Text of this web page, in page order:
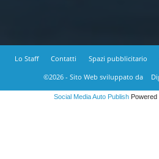
Lo Staff Contatti Spazi pubblicitario
©2026 - Sito Web sviluppato da
Social Media Auto PublishPowered